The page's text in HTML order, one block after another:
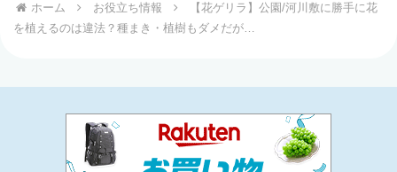
ホーム お役立ち情報
【花ゲリラ】公園/河川敷に勝手に花
を植えるのは違法？種まき・植樹もダメだが…